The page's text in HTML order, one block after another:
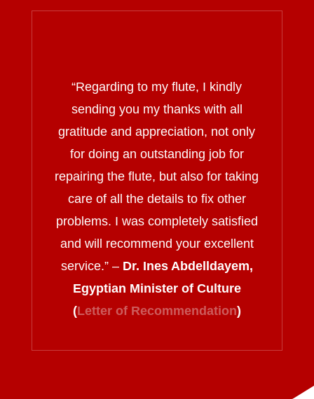
“Regarding to my flute, I kindly
sending you my thanks with all
gratitude and appreciation, not only
for doing an outstanding job for
repairing the flute, but also for taking
care of all the details to fix other
problems. I was completely satisfied
and will recommend your excellent
service.” – Dr. Ines Abdelldayem,
Egyptian Minister of Culture
(Letter of Recommendation)